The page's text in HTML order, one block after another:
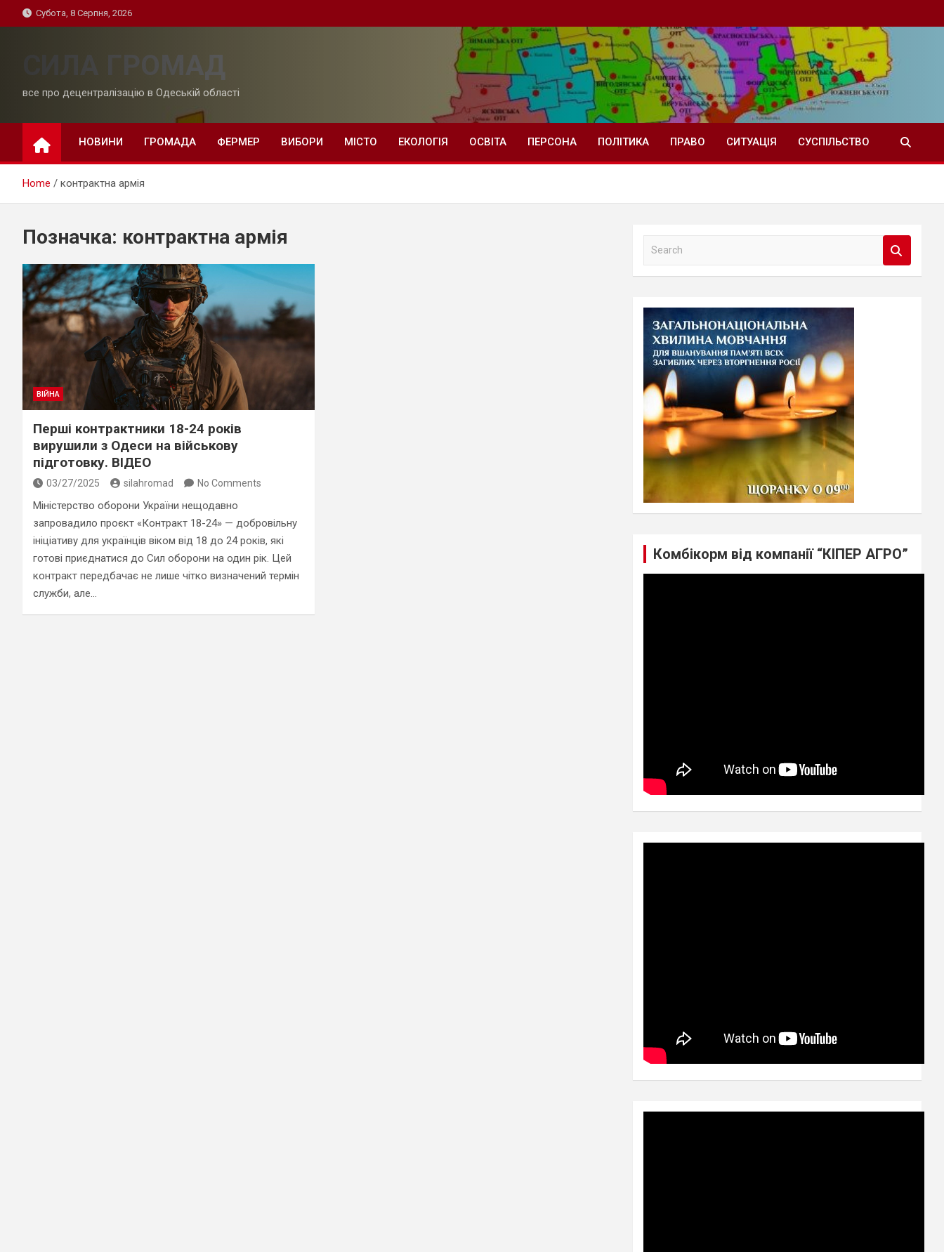
to
Субота, 8 Серпня, 2026
СИЛА ГРОМАД
все про децентралізацію в Одеській області
НОВИНИ ГРОМАДА ФЕРМЕР ВИБОРИ МІСТО ЕКОЛОГІЯ ОСВІТА ПЕРСОНА ПОЛІТИКА ПРАВО СИТУАЦІЯ СУСПІЛЬСТВО
Home контрактна армія
Позначка: контрактна армія
ВІЙНА
Перші контрактники 18-24 років
вирушили з Одеси на військову
підготовку. ВІДЕО
03/27/2025 silahromad No Comments
Міністерство оборони України нещодавно
запровадило проєкт «Контракт 18-24» — добровільну
ініціативу для українців віком від 18 до 24 років, які
готові приєднатися до Сил оборони на один рік. Цей
контракт передбачає не лише чітко визначений термін
служби, але…
a
Комбікорм від компанії “КІПЕР АГРО”